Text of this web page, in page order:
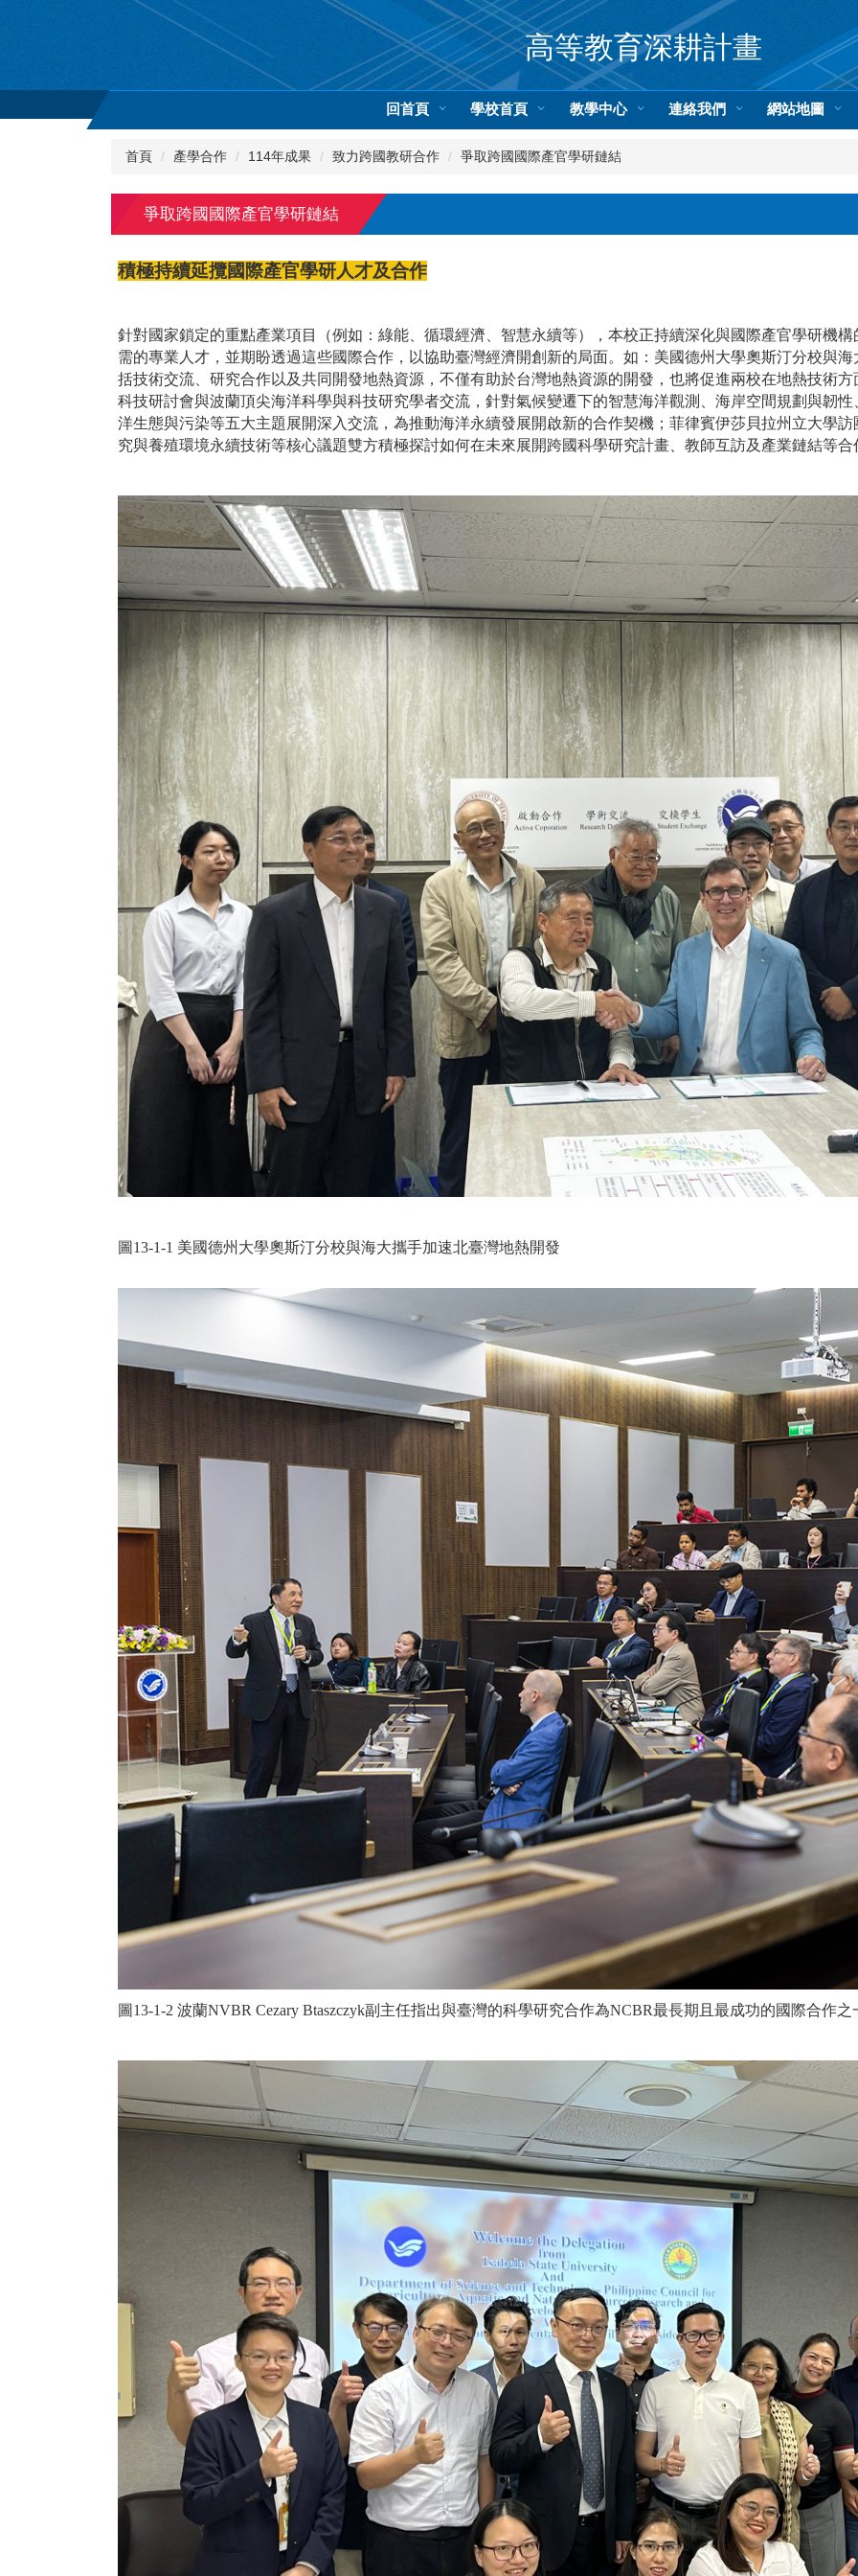
內
高等教育深耕計畫
回首頁 學校首頁 教學中心 連絡我們 網站地圖
首頁 產學合作 114年成果 致力跨國教研合作 爭取跨國國際產官學研鏈結
爭取跨國國際產官學研鏈結
積極持續延攬國際產官學研人才及合作
針對國家鎖定的重點產業項目（例如：綠能、循環經濟、智慧永續等），本校正持續深化與國際產官學研機
需的專業人才，並期盼透過這些國際合作，以協助臺灣經濟開創新的局面。如：美國德州大學奧斯汀分校與
括技術交流、研究合作以及共同開發地熱資源，不僅有助於台灣地熱資源的開發，也將促進兩校在地熱技術
科技研討會與波蘭頂尖海洋科學與科技研究學者交流，針對氣候變遷下的智慧海洋觀測、海岸空間規劃與韌
洋生態與污染等五大主題展開深入交流，為推動海洋永續發展開啟新的合作契機；菲律賓伊莎貝拉州立大學
究與養殖環境永續技術等核心議題雙方積極探討如何在未來展開跨國科學研究計畫、教師互訪及產業鏈結等合
圖13-1-1 美國德州大學奧斯汀分校與海大攜手加速北臺灣地熱開發
圖13-1-2 波蘭NVBR Cezary Btaszczyk副主任指出與臺灣的科學研究合作為NCBR最長期且最成功的國際合作之